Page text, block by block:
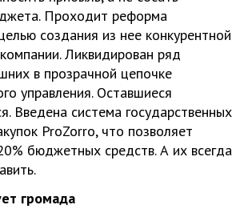
Проходит реформа
создания из нее конкурентной
Ликвидирован ряд
в прозрачной цепочке
управления. Оставшиеся
Введена система государственных
ProZorro, что позволяет
бюджетных средств. А их всегда
громада